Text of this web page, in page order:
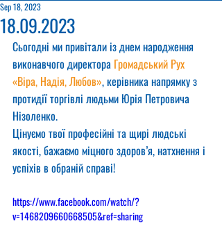
18.09.2023
Sep 18, 2023
Сьогодні ми привітали із днем народження
виконавчого директора Громадський Рух
«Віра, Надія, Любов», керівника напрямку з
протидії торгівлі людьми Юрія Петровича
Нізоленко.
Цінуємо твої професійні та щирі людські
якості, бажаємо міцного здоров’я, натхнення і
успіхів в обраній справі!
https://www.facebook.com/watch/?
v=1468209660668505&ref=sharing